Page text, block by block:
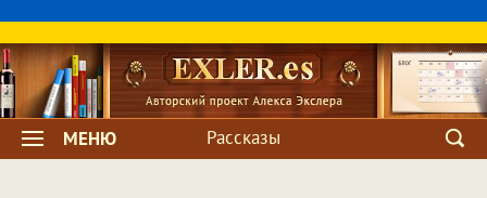
МЕНЮ Рассказы